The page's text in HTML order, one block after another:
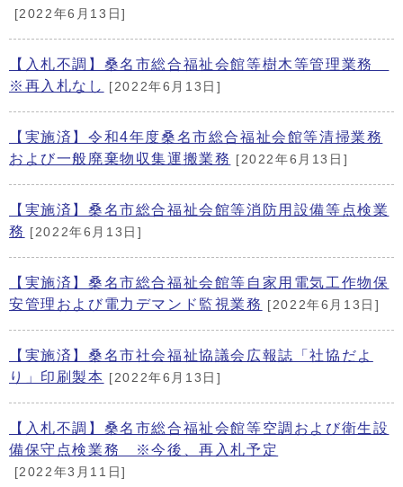
[2022年6月13日]
【入札不調】桑名市総合福祉会館等樹木等管理業務
※再入札なし
[2022年6月13日]
【実施済】令和4年度桑名市総合福祉会館等清掃業務
および一般廃棄物収集運搬業務
[2022年6月13日]
【実施済】桑名市総合福祉会館等消防用設備等点検業
務
[2022年6月13日]
【実施済】桑名市総合福祉会館等自家用電気工作物保
安管理および電力デマンド監視業務
[2022年6月13日]
【実施済】桑名市社会福祉協議会広報誌「社協だよ
り」印刷製本
[2022年6月13日]
【入札不調】桑名市総合福祉会館等空調および衛生設
備保守点検業務 ※今後、再入札予定
[2022年3月11日]